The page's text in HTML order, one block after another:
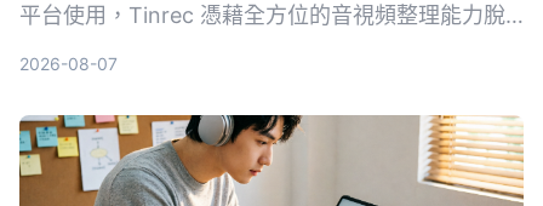
平台使用，Tinrec 憑藉全方位的音視頻整理能力脫
2026-08-07